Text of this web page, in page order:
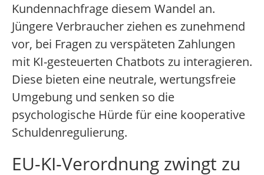
Kundennachfrage diesem Wandel an.
Jüngere Verbraucher ziehen es zunehmend
vor, bei Fragen zu verspäteten Zahlungen
mit KI-gesteuerten Chatbots zu interagieren.
Diese bieten eine neutrale, wertungsfreie
Umgebung und senken so die
psychologische Hürde für eine kooperative
Schuldenregulierung.
EU-KI-Verordnung zwingt zu